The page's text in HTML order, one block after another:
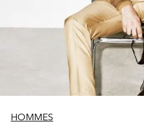
HOMMES